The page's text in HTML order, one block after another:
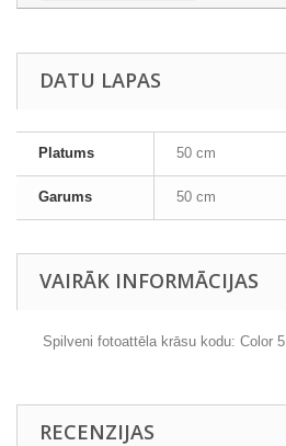
DATU LAPAS
Platums 50 cm
Garums 50 cm
VAIRĀK INFORMĀCIJAS
Spilveni fotoattēla krāsu kodu: Color 5
RECENZIJAS